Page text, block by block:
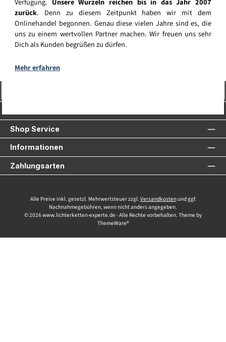
Verfügung. Unsere Wurzeln reichen bis in das Jahr 2007
zurück. Denn zu diesem Zeitpunkt haben wir mit dem
Onlinehandel begonnen. Genau diese vielen Jahre sind es, die
uns zu einem wertvollen Partner machen. Wir freuen uns sehr
Dich als Kunden begrüßen zu dürfen.
Mehr erfahren
Shop Service
Informationen
Zahlungsarten
Alle Preise inkl. gesetzl. Mehrwertsteuer zzgl. Versandkostenund ggf.
Nachnahmegebühren, wenn nicht anders angegeben.
© 2026 www.lichterketten-experte.de - Alle Rechte vorbehalten. Theme by
ThemeWare®